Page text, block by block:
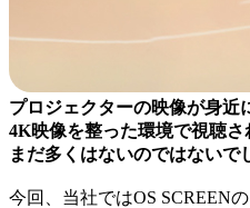
プロジェクターの映像が身近
4K映像を整った環境で視聴さ
まだ多くはないのではないで
今回、当社ではOS SCREEN